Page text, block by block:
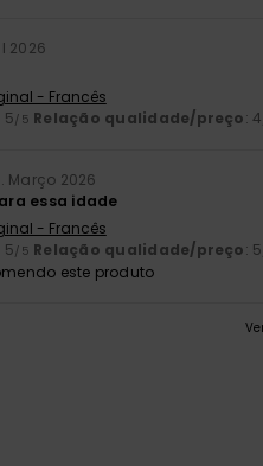
2026
- Francês
: 5/5 Relação qualidade/preço: 4
Março 2026
essa idade
- Francês
: 5/5 Relação qualidade/preço: 5
este produto